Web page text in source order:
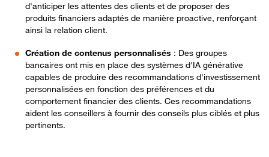
d'anticiper les attentes des clients et de proposer des
produits financiers adaptés de manière proactive, renforçant
ainsi la relation client.
Création de contenus personnalisés : Des groupes
bancaires ont mis en place des systèmes d'IA générative
capables de produire des recommandations d'investissement
personnalisées en fonction des préférences et du
comportement financier des clients. Ces recommandations
aident les conseillers à fournir des conseils plus ciblés et plus
pertinents.